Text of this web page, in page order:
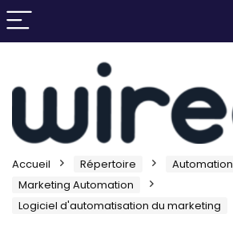
Accueil Répertoire
Automation
Marketing Automation
Logiciel d'automatisation du marketing